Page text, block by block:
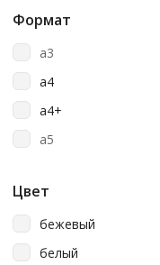
Формат
a3
a4
a4+
a5
Цвет
бежевый
белый